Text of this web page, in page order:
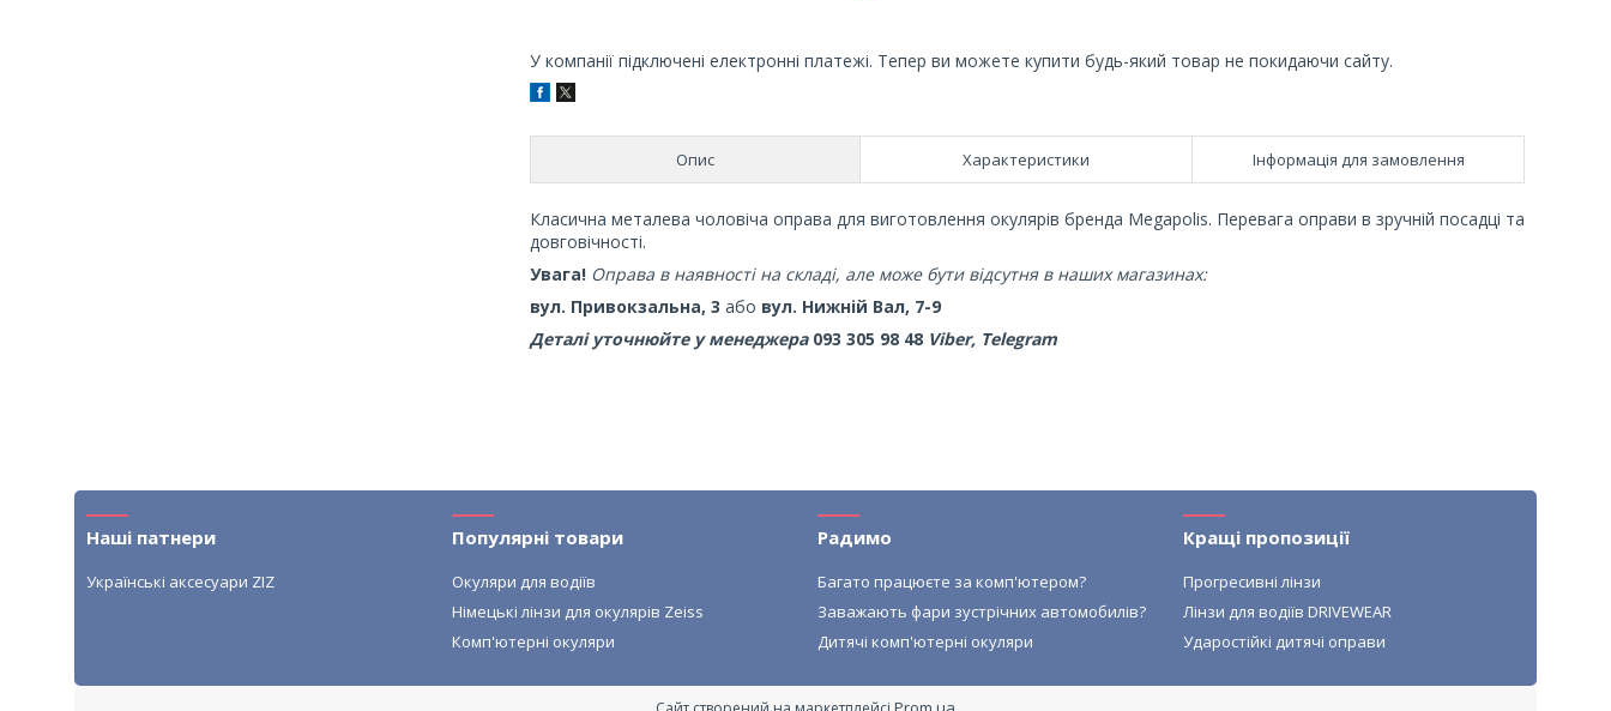
У компанії підключені електронні платежі. Тепер ви можете купити будь-який товар не покидаючи сайту.
Опис Характеристики Інформація для замовлення
Класична металева чоловіча оправа для виготовлення окулярів бренда Megapolis. Перевага оправи в зручній посадці та
довговічності.
Увага! Оправа в наявності на складі, але може бути відсутня в наших магазинах:
вул. Привокзальна, 3 або вул. Нижній Вал, 7-9
Деталі уточнюйте у менеджера 093 305 98 48 Viber, Telegram
Наші патнери
Українські аксесуари ZIZ
Популярні товари
Окуляри для водіїв
Німецькі лінзи для окулярів Zeiss
Комп'ютерні окуляри
Радимо
Багато працюєте за комп'ютером?
Заважають фари зустрічних автомобилів?
Дитячі комп'ютерні окуляри
Кращі пропозиції
Прогресивні лінзи
Лінзи для водіїв DRIVEWEAR
Ударостійкі дитячі оправи